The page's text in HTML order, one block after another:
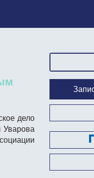
дело
Уварова
Запишись на